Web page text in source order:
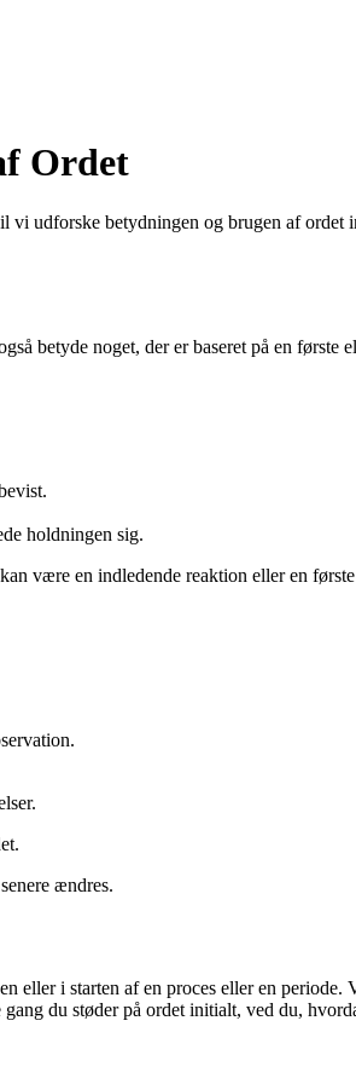
Ordet
udforske betydningen og brugen af
betyde noget, der er baseret på en første
holdningen sig.
være en indledende reaktion eller en første
ændres.
eller i starten af en proces eller en
du støder på ordet initialt, ved du,